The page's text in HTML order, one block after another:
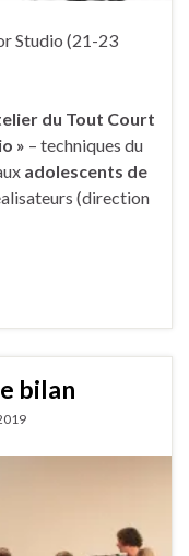
Studio (21-23
du Tout Court
» – techniques du
adolescents de
(direction
bilan